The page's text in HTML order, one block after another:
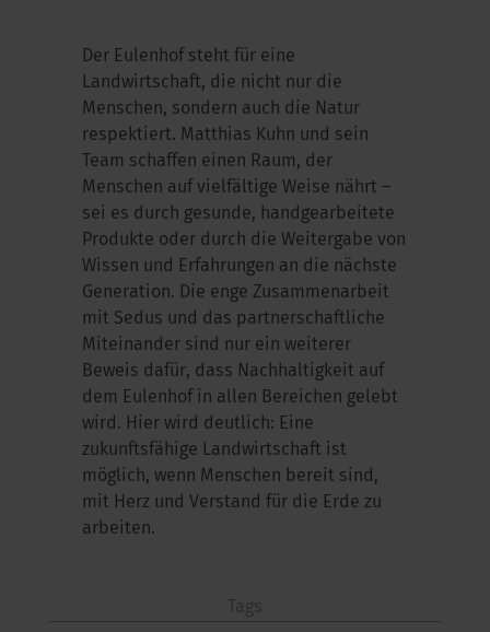
Der Eulenhof steht für eine
Landwirtschaft, die nicht nur die
Menschen, sondern auch die Natur
respektiert. Matthias Kuhn und sein
Team schaffen einen Raum, der
Menschen auf vielfältige Weise nährt –
sei es durch gesunde, handgearbeitete
Produkte oder durch die Weitergabe von
Wissen und Erfahrungen an die nächste
Generation. Die enge Zusammenarbeit
mit Sedus und das partnerschaftliche
Miteinander sind nur ein weiterer
Beweis dafür, dass Nachhaltigkeit auf
dem Eulenhof in allen Bereichen gelebt
wird. Hier wird deutlich: Eine
zukunftsfähige Landwirtschaft ist
möglich, wenn Menschen bereit sind,
mit Herz und Verstand für die Erde zu
arbeiten.